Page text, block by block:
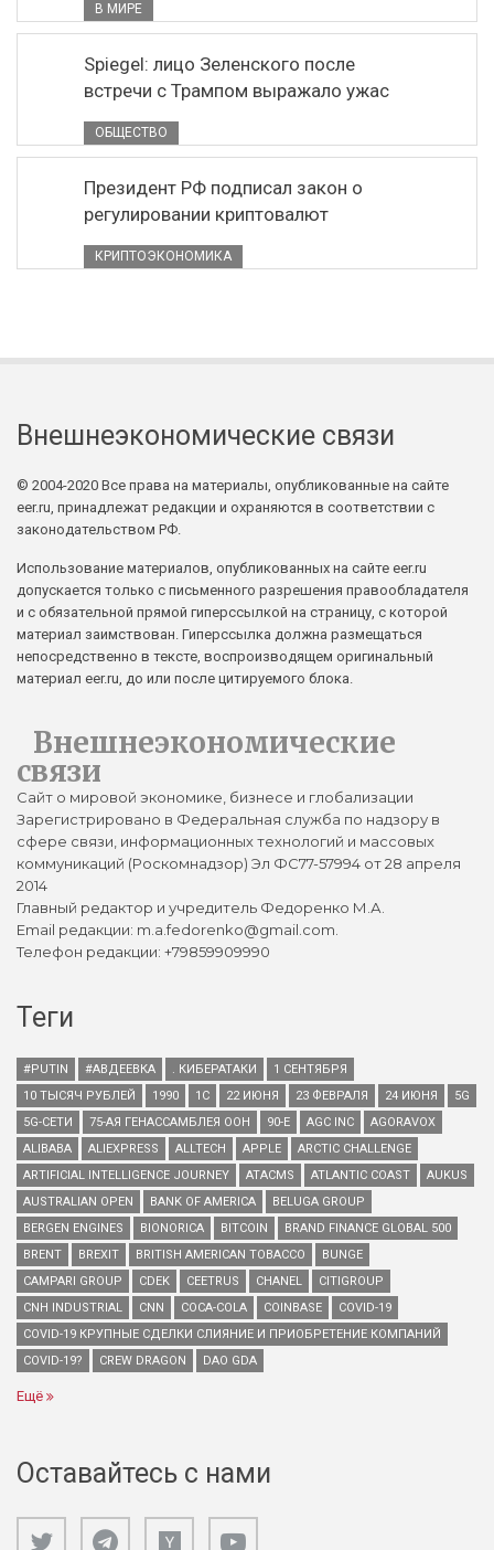
В МИРЕ
Spiegel: лицо Зеленского после
встречи с Трампом выражало ужас
ОБЩЕСТВО
Президент РФ подписал закон о
регулировании криптовалют
КРИПТОЭКОНОМИКА
Внешнеэкономические связи
© 2004-2020 Все права на материалы, опубликованные на сайте
eer.ru, принадлежат редакции и охраняются в соответствии с
законодательством РФ.
Использование материалов, опубликованных на сайте eer.ru
допускается только с письменного разрешения правообладателя
и с обязательной прямой гиперссылкой на страницу, с которой
материал заимствован. Гиперссылка должна размещаться
непосредственно в тексте, воспроизводящем оригинальный
материал eer.ru, до или после цитируемого блока.
Внешнеэкономические
связи
Сайт о мировой экономике, бизнесе и глобализации
Зарегистрировано в Федеральная служба по надзору в
сфере связи, информационных технологий и массовых
коммуникаций (Роскомнадзор) Эл ФС77-57994 от 28 апреля
2014
Главный редактор и учредитель Федоренко М.А.
Email редакции: m.a.fedorenko@gmail.com.
Телефон редакции: +79859909990
Теги
#PUTIN #АВДЕЕВКА . КИБЕРАТАКИ
1 СЕНТЯБРЯ
10 ТЫСЯЧ РУБЛЕЙ
1990 1С 22 ИЮНЯ 23 ФЕВРАЛЯ 24 ИЮНЯ
5G
5G-СЕТИ
75-АЯ ГЕНАССАМБЛЕЯ ООН 90-Е AGC INC
AGORAVOX
ALIBABA
ALIEXPRESS ALLTECH APPLE
ARCTIC CHALLENGE
ARTIFICIAL INTELLIGENCE JOURNEY
ATACMS ATLANTIC COAST
AUKUS
AUSTRALIAN OPEN
BANK OF AMERICA
BELUGA GROUP
BERGEN ENGINES
BIONORICA BITCOIN
BRAND FINANCE GLOBAL 500
BRENT
BREXIT BRITISH AMERICAN TOBACCO
BUNGE
CAMPARI GROUP
CDEK CEETRUS CHANEL
CITIGROUP
CNH INDUSTRIAL
CNN COCA-COLA COINBASE
COVID-19
COVID-19 КРУПНЫЕ СДЕЛКИ СЛИЯНИЕ И ПРИОБРЕТЕНИЕ КОМПАНИЙ
COVID-19?
CREW DRAGON DAO GDA
Ещё
Оставайтесь с нами